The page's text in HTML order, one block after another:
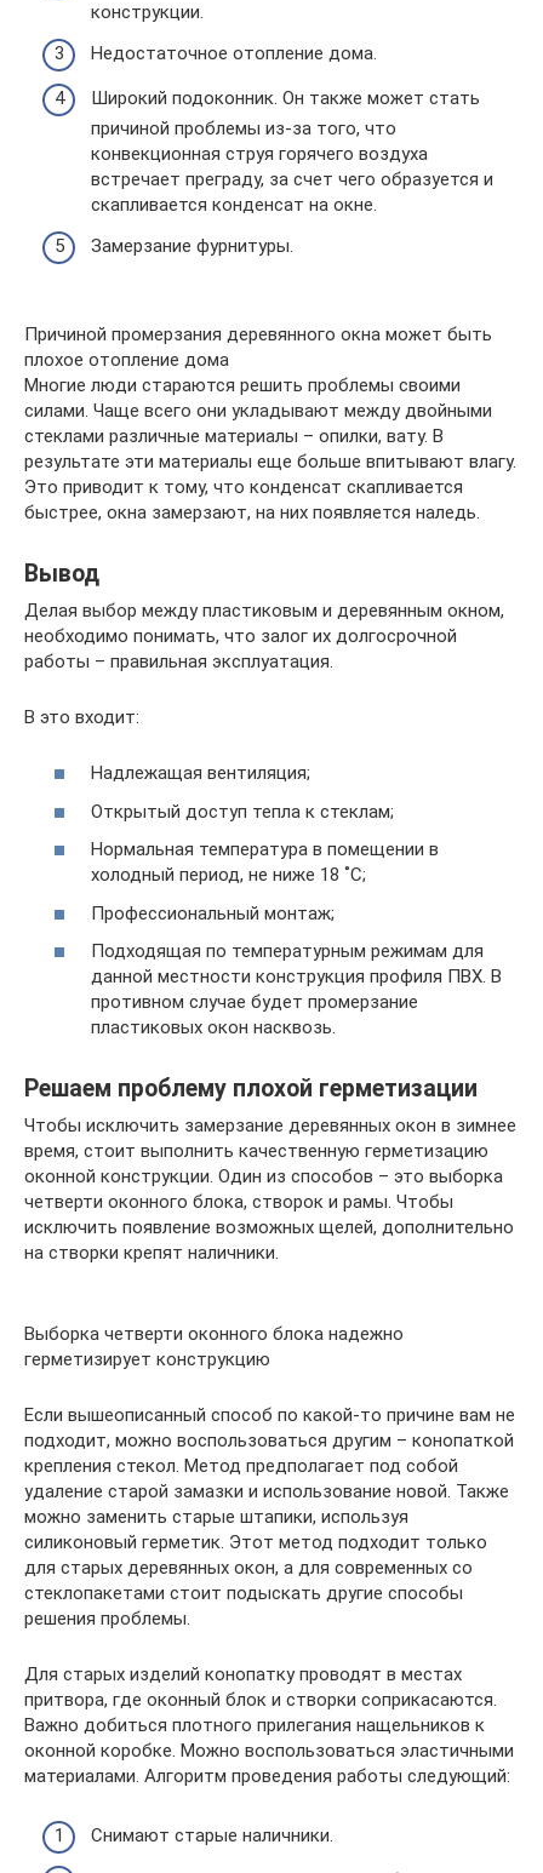
конструкции.
Недостаточное отопление дома.
Широкий подоконник. Он также может стать
причиной проблемы из-за того, что
конвекционная струя горячего воздуха
встречает преграду, за счет чего образуется и
скапливается конденсат на окне.
Замерзание фурнитуры.
Причиной промерзания деревянного окна может быть
плохое отопление дома
Многие люди стараются решить проблемы своими
силами. Чаще всего они укладывают между двойными
стеклами различные материалы – опилки, вату. В
результате эти материалы еще больше впитывают влагу.
Это приводит к тому, что конденсат скапливается
быстрее, окна замерзают, на них появляется наледь.
Вывод
Делая выбор между пластиковым и деревянным окном,
необходимо понимать, что залог их долгосрочной
работы – правильная эксплуатация.
В это входит:
Надлежащая вентиляция;
Открытый доступ тепла к стеклам;
Нормальная температура в помещении в
холодный период, не ниже 18 ˚С;
Профессиональный монтаж;
Подходящая по температурным режимам для
данной местности конструкция профиля ПВХ. В
противном случае будет промерзание
пластиковых окон насквозь.
Решаем проблему плохой герметизации
Чтобы исключить замерзание деревянных окон в зимнее
время, стоит выполнить качественную герметизацию
оконной конструкции. Один из способов – это выборка
четверти оконного блока, створок и рамы. Чтобы
исключить появление возможных щелей, дополнительно
на створки крепят наличники.
Выборка четверти оконного блока надежно
герметизирует конструкцию
Если вышеописанный способ по какой-то причине вам не
подходит, можно воспользоваться другим – конопаткой
крепления стекол. Метод предполагает под собой
удаление старой замазки и использование новой. Также
можно заменить старые штапики, используя
силиконовый герметик. Этот метод подходит только
для старых деревянных окон, а для современных со
стеклопакетами стоит подыскать другие способы
решения проблемы.
Для старых изделий конопатку проводят в местах
притвора, где оконный блок и створки соприкасаются.
Важно добиться плотного прилегания нащельников к
оконной коробке. Можно воспользоваться эластичными
материалами. Алгоритм проведения работы следующий:
Снимают старые наличники.